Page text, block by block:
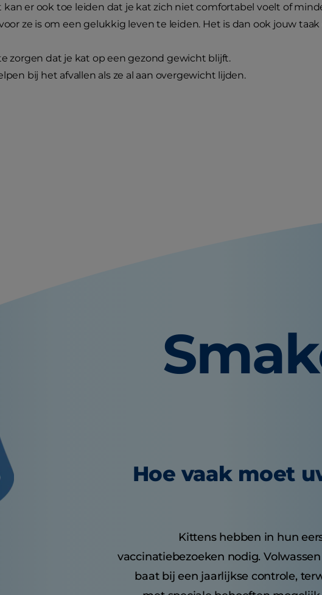
kan er ook toe leiden dat je kat zich niet comfortabel voelt of
ze is om een gelukkig leven te leiden. Het is dan ook jouw taak
zorgen dat je kat op een gezond gewicht blijft.
bij het afvallen als ze al aan overgewicht lijden.
Hoe vaak moet
Kittens hebben in hun
vaccinatiebezoeken nodig.
baat bij een jaarlijkse controle,